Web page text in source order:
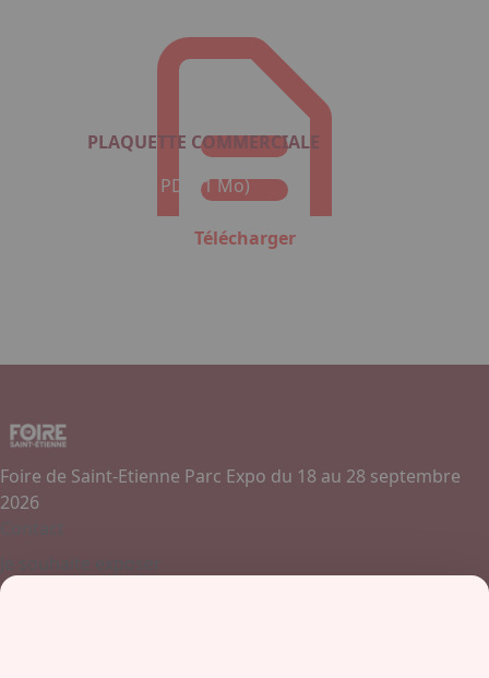
PLAQUETTE COMMERCIALE
Format : PDF (1 Mo)
Télécharger
Foire de Saint-Etienne Parc Expo du 18 au 28 septembre
2026
Contactez-nous